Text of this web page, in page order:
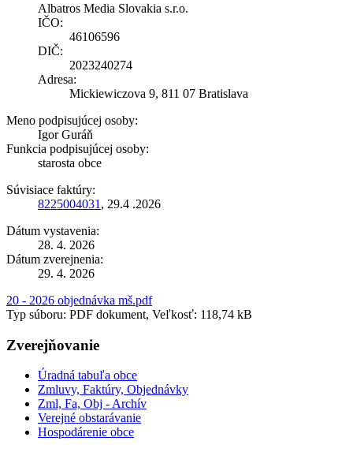
Albatros Media Slovakia s.r.o.
IČO:
46106596
DIČ:
2023240274
Adresa:
Mickiewiczova 9, 811 07 Bratislava
Meno podpisujúcej osoby:
Igor Guráň
Funkcia podpisujúcej osoby:
starosta obce
Súvisiace faktúry:
8225004031 , 29.4 .2026
Dátum vystavenia:
28. 4. 2026
Dátum zverejnenia:
29. 4. 2026
20 - 2026 objednávka mš.pdf
Typ súboru: PDF dokument, Veľkosť: 118,74 kB
Zverejňovanie
Úradná tabuľa obce
Zmluvy, Faktúry, Objednávky
Zml, Fa, Obj - Archív
Verejné obstarávanie
Hospodárenie obce